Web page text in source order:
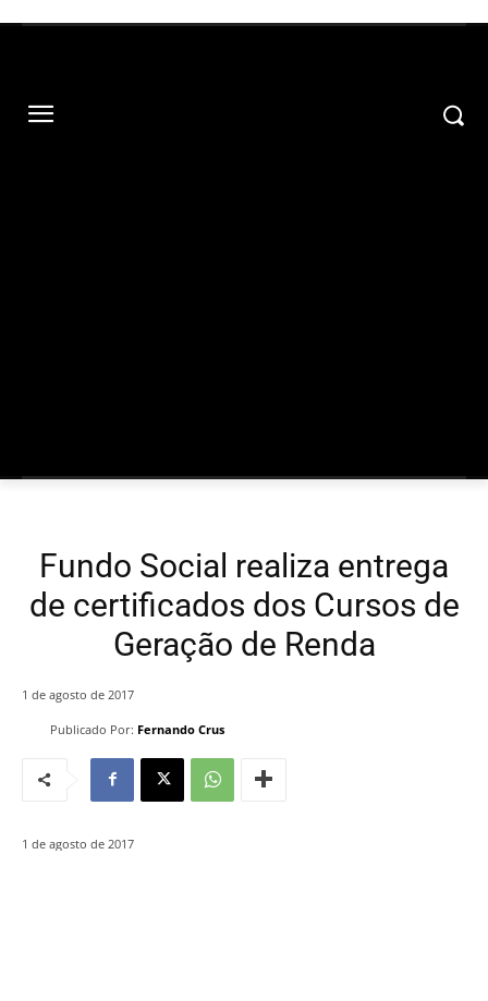
Fundo Social realiza entrega
de certificados dos Cursos de
Geração de Renda
Publicado Por: Fernando Crus
1 de agosto de 2017
1 de agosto de 2017